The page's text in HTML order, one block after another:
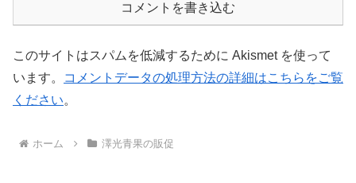
コメントを書き込む
このサイトはスパムを低減するために Akismet を使って
います。
コメントデータの処理方法の詳細はこちらをご覧
ください。
ホーム 澤光青果の販促